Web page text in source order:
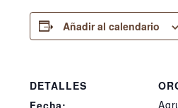
Añadir al calendario
DETALLES
Fecha: